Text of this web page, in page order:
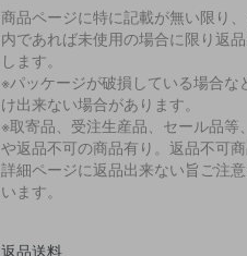
商品ページに特に記載が無い限り
内であれば未使用の場合に限り返
します。
※パッケージが破損している場合な
け出来ない場合があります。
※取寄品、受注生産品、セール品等
や返品不可の商品有り。返品不可
詳細ページに返品出来ない旨ご注
います。
返品送料